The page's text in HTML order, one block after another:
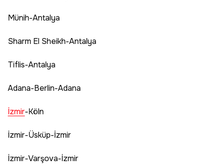
Münih-Antalya
Sharm El Sheikh-Antalya
Tiflis-Antalya
Adana-Berlin-Adana
İzmir-Köln
İzmir-Üsküp-İzmir
İzmir-Varşova-İzmir